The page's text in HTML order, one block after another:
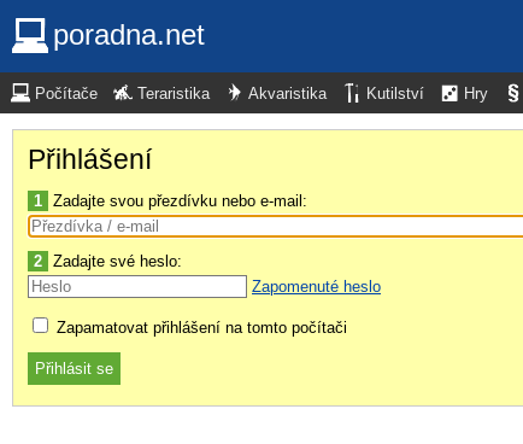
poradna.net
Počítače Teraristika Akvaristika Kutilství Hry
Přihlášení
1 Zadajte svou přezdívku nebo e-mail:
2 Zadajte své heslo:
Zapomenuté heslo
Zapamatovat přihlášení na tomto počítači